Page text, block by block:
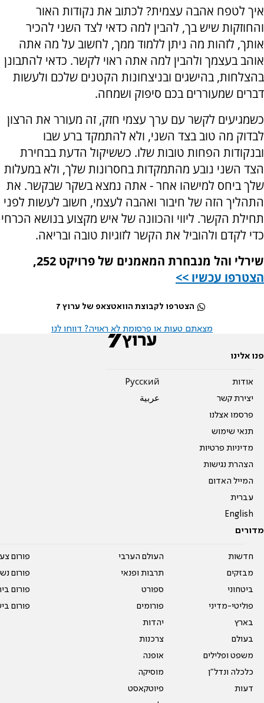
איך לטפח אהבה עצמית? לכתוב את נקודות האור
והחוזקות שיש בך, להבין למה כדאי לצד השני להכיר
אותך, לזהות מה ניתן ללמוד ממך, לחשוב על מה אתה
אוהב בעצמך ולהבין למה אתה ראוי לקשר. כדאי להתבונן
בהצלחות, בהישגים ובניצחונות הקטנים שלכם ולעשות
דברים שמעוררים בכם סיפוק ושמחה.
כשמגיעים לקשר עם ערך עצמי חזק, זה מעורר את הרצון
לבדוק מה טוב בצד השני, ולא להתמקד ברע שבו
ובנקודות הפחות טובות שלו. כששיקול הדעת בבחירת
הצד השני נובע מהתמקדות בחסרונות שלך, ולא במעלות
שלך ביחס למישהו אחר - אתה נמצא בשקר שבקשר. את
התהליך הזה של חיבור ואהבה לעצמי, חשוב לעשות לפני
תחילת הקשר. ליווי והכוונה של איש מקצוע בנושא הכרחי
כדי לקדם ולהוביל את הקשר לזוגיות טובה ובריאה.
שירלי והל מנבחרת המאמנים של פרויקט 252,
הצטרפו עכשיו >>
הצטרפו לקבוצת הוואטצאפ של ערוץ 7
מצאתם טעות או פרסומת לא ראויה? דווחו לנו
פנו אלינו
אודות
יצירת קשר
פרסמו אצלנו
תנאי שימוש
מדיניות פרטיות
הצהרת נגישות
המייל האדום
עברית
English
Pусский
عربية
מדורים
חדשות
מבזקים
ביטחוני
פוליטי-מדיני
בארץ
בעולם
משפט ופלילים
כלכלה ונדל"ן
דעות
העולם הערבי
תרבות ופנאי
ספורט
פורומים
יהדות
צרכנות
אופנה
מוסיקה
פיוטקאסט
פורום
פורום
פורום
פורום